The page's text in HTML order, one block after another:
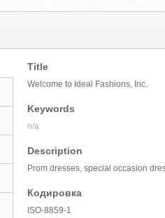
Title
Welcome to Ideal Fashions, Inc.
Keywords
n/a
Description
Prom dresses, special occasion
Кодировка
ISO-8859-1